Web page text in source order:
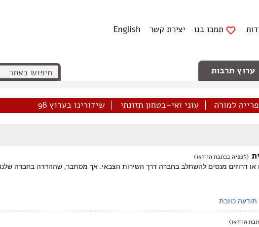
תמכו בנו יצירת קשר English
ערוץ תרבות
למורה עוני ואי-בטחון תזונתי שידורינו בערוץ 98
(לצפיה בכתבת הוידאו)
או דרוזים מנסים להשתלב בחברה דרך השירות הצבאי. אך מסתבר, שההדרה בחברה
תודעה כוזבת
הוידאו)